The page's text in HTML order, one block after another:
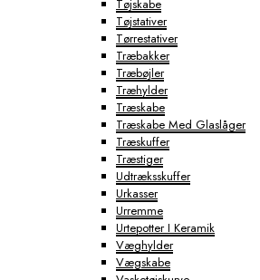
Tøjskabe
Tøjstativer
Tørrestativer
Træbakker
Træbøjler
Træhylder
Træskabe
Træskabe Med Glaslåger
Træskuffer
Træstiger
Udtræksskuffer
Urkasser
Urremme
Urtepotter I Keramik
Væghylder
Vægskabe